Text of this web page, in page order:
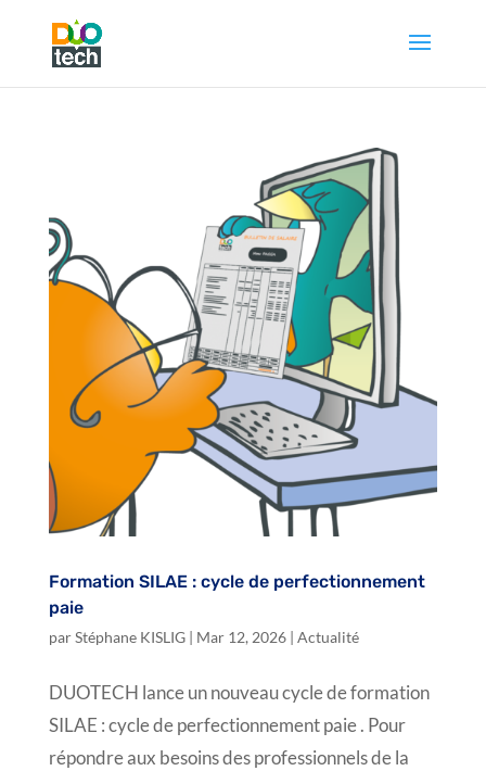
Formation SILAE : cycle de perfectionnement
paie
parStéphane KISLIG| Mar 12, 2026| Actualité
DUOTECH lance un nouveau cycle de formation
SILAE : cycle de perfectionnement paie . Pour
répondre aux besoins des professionnels de la